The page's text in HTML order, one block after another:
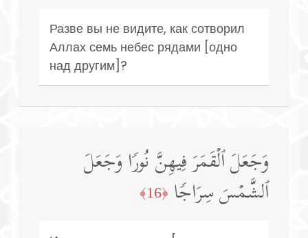
Разве вы не видите, как сотворил
Аллах семь небес рядами [одно
над другим]?
وَجَعَلَ ٱلۡقَمَرَ فِیهِنَّ نُورࣰا وَجَعَلَ
ٱلشَّمۡسَ سِرَاجࣰا ﴿16﴾